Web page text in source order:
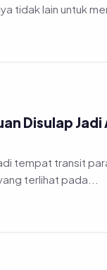
tidak lain untuk
Disulap Jadi
tempat transit
lenggok para model. Seperti yang terlihat pada...